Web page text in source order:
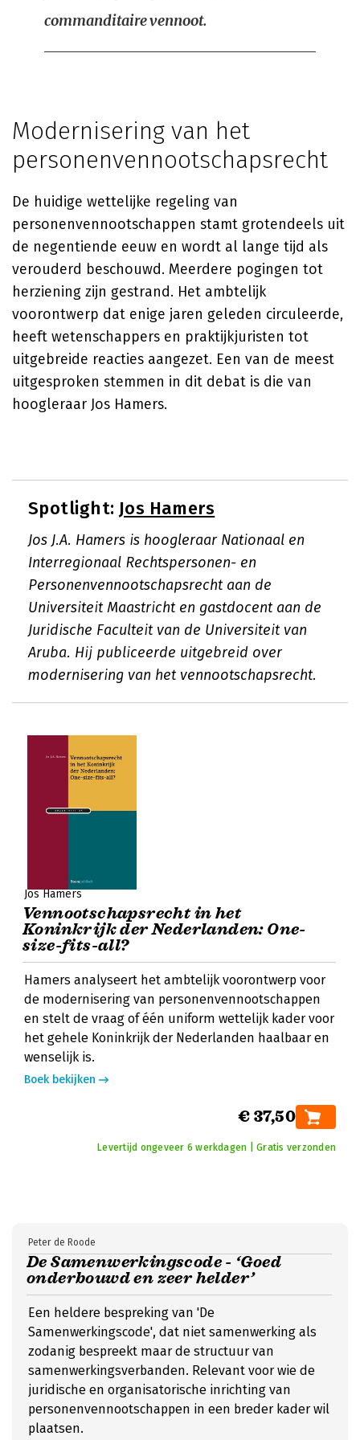
commanditaire vennoot.
Modernisering van het
personenvennootschapsrecht
De huidige wettelijke regeling van
personenvennootschappen stamt grotendeels uit
de negentiende eeuw en wordt al lange tijd als
verouderd beschouwd. Meerdere pogingen tot
herziening zijn gestrand. Het ambtelijk
voorontwerp dat enige jaren geleden circuleerde,
heeft wetenschappers en praktijkjuristen tot
uitgebreide reacties aangezet. Een van de meest
uitgesproken stemmen in dit debat is die van
hoogleraar Jos Hamers.
Spotlight: Jos Hamers
Jos J.A. Hamers is hoogleraar Nationaal en
Interregionaal Rechtspersonen- en
Personenvennootschapsrecht aan de
Universiteit Maastricht en gastdocent aan de
Juridische Faculteit van de Universiteit van
Aruba. Hij publiceerde uitgebreid over
modernisering van het vennootschapsrecht.
Jos Hamers
Vennootschapsrecht in het
Koninkrijk der Nederlanden: One-
size-fits-all?
Hamers analyseert het ambtelijk voorontwerp voor
de modernisering van personenvennootschappen
en stelt de vraag of één uniform wettelijk kader voor
het gehele Koninkrijk der Nederlanden haalbaar en
wenselijk is.
Boek bekijken
€ 37,50
Levertijd ongeveer 6 werkdagen | Gratis verzonden
De Samenwerkingscode - ‘Goed
onderbouwd en zeer helder’
Peter de Roode
Een heldere bespreking van 'De
Samenwerkingscode', dat niet samenwerking als
zodanig bespreekt maar de structuur van
samenwerkingsverbanden. Relevant voor wie de
juridische en organisatorische inrichting van
personenvennootschappen in een breder kader wil
plaatsen.